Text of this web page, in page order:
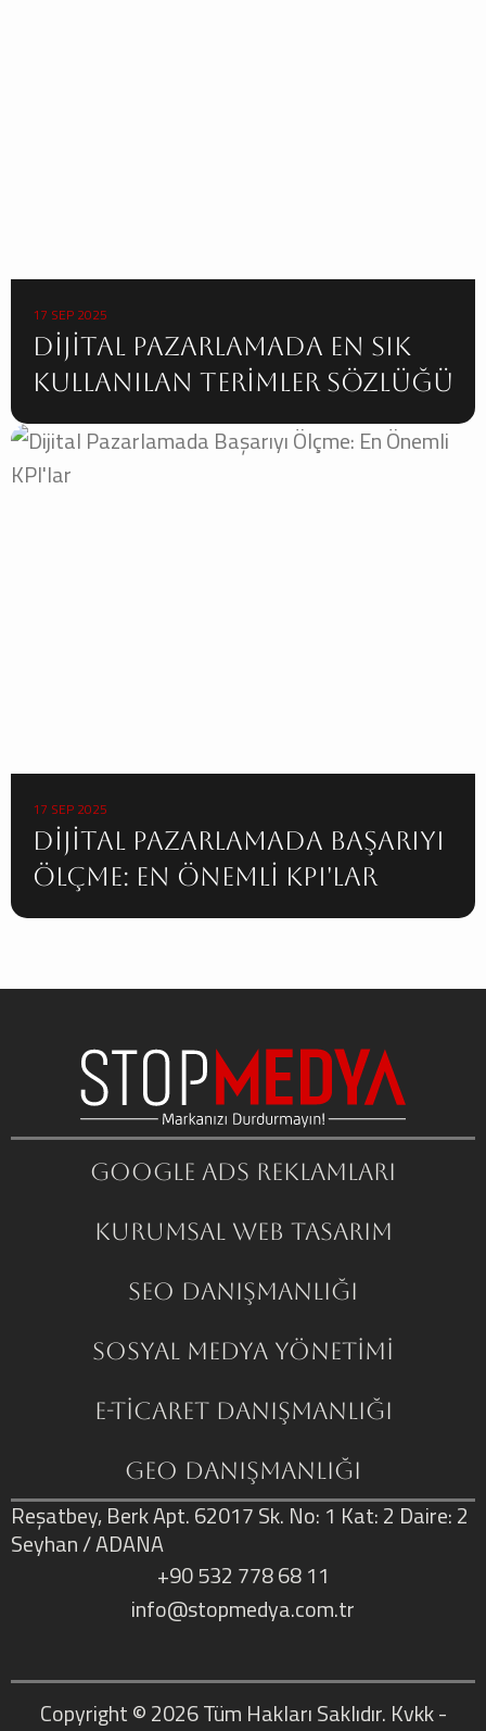
17 SEP 2025
Dijital Pazarlamada En Sık
Kullanılan Terimler Sözlüğü
17 SEP 2025
Dijital Pazarlamada Başarıyı
Ölçme: En Önemli KPI'lar
Google ADS Reklamları
Kurumsal Web Tasarım
SEO Danışmanlığı
Sosyal Medya Yönetimi
E-Ticaret Danışmanlığı
GEO Danışmanlığı
Reşatbey, Berk Apt. 62017 Sk. No: 1 Kat: 2 Daire: 2
Seyhan / ADANA
+90 532 778 68 11
info@stopmedya.com.tr
Copyright © 2026Tüm Hakları Saklıdır. Kvkk-